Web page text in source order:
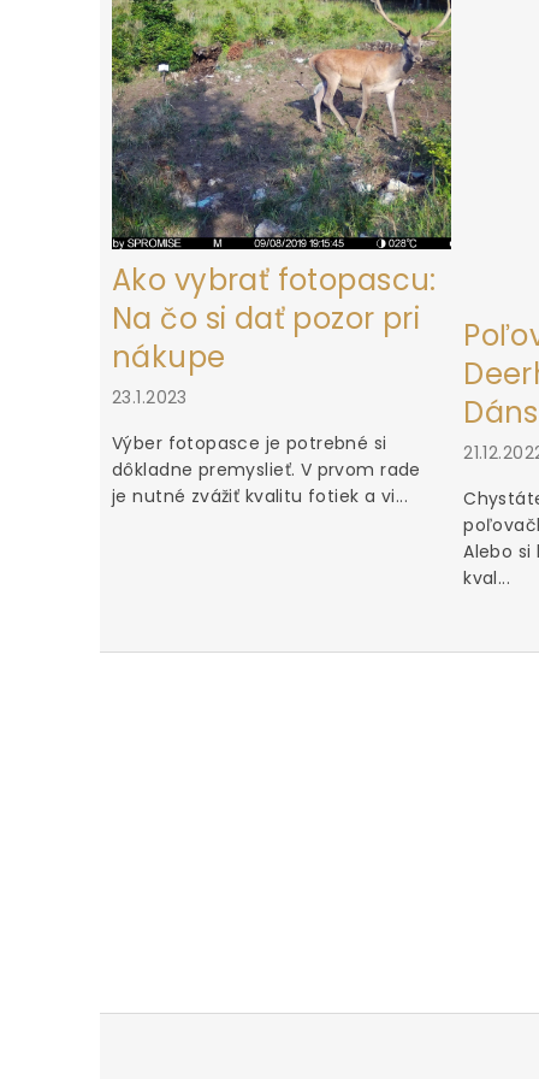
Ako vybrať fotopascu:
Na čo si dať pozor pri
nákupe
23.1.2023
Výber fotopasce je potrebné si
dôkladne premyslieť. V prvom rade
je nutné zvážiť kvalitu fotiek a vi...
Alebo
kval...